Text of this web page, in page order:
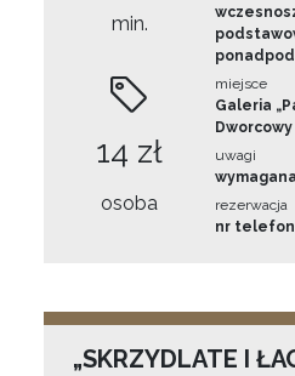
min.
14 zł
osoba
miejsce
Galeria
uwagi
rezerwacja
nr
„SKRZYDLATE I